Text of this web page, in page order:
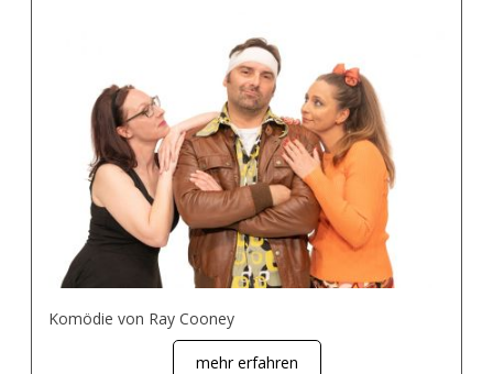
Komödie von Ray Cooney
mehr erfahren